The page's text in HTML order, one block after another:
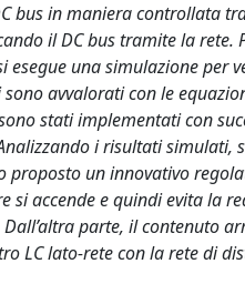
bus in maniera controllata
il DC bus tramite la
una simulazione per
avvalorati con le
stati implementati con
i risultati
proposto un innovativo
si accende e quindi evita la
parte, il contenuto
LC lato-rete con la rete di